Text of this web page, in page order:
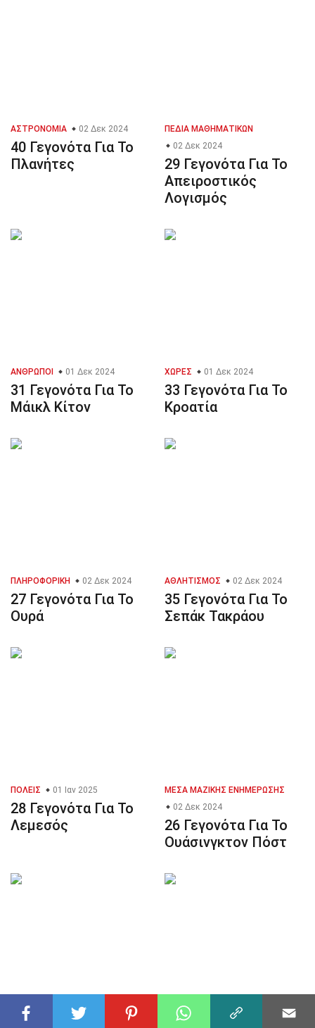
ΑΣΤΡΟΝΟΜΊΑ 02 Δεκ 2024
40 Γεγονότα Για Το
Πλανήτες
ΠΕΔΊΑ ΜΑΘΗΜΑΤΙΚΏΝ
02 Δεκ 2024
29 Γεγονότα Για Το
Απειροστικός
Λογισμός
ΆΝΘΡΩΠΟΙ 01 Δεκ 2024
31 Γεγονότα Για Το
Μάικλ Κίτον
ΧΏΡΕΣ 01 Δεκ 2024
33 Γεγονότα Για Το
Κροατία
ΠΛΗΡΟΦΟΡΙΚΉ 02 Δεκ 2024
27 Γεγονότα Για Το
Ουρά
ΑΘΛΗΤΙΣΜΌΣ 02 Δεκ 2024
35 Γεγονότα Για Το
Σεπάκ Τακράου
ΠΌΛΕΙΣ 01 Ιαν 2025
28 Γεγονότα Για Το
Λεμεσός
ΜΈΣΑ ΜΑΖΙΚΉΣ ΕΝΗΜΈΡΩΣΗΣ
02 Δεκ 2024
26 Γεγονότα Για Το
Ουάσινγκτον Πόστ
ΠΛΗΡΟΦΟΡΙΚΉ 02 Δεκ 2024 ΕΚΔΗΛΏΣΕΙΣ 02 Δεκ 2024